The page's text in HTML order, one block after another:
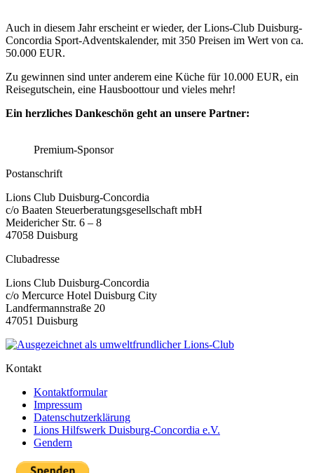
Auch in diesem Jahr erscheint er wieder, der Lions-Club Duisburg-
Concordia Sport-Adventskalender, mit 350 Preisen im Wert von ca.
50.000 EUR.
Zu gewinnen sind unter anderem eine Küche für 10.000 EUR, ein
Reisegutschein, eine Hausboottour und vieles mehr!
Ein herzliches Dankeschön geht an unsere Partner:
Premium-Sponsor
Postanschrift
Lions Club Duisburg-Concordia
c/o Baaten Steuerberatungsgesellschaft mbH
Meidericher Str. 6 – 8
47058 Duisburg
Clubadresse
Lions Club Duisburg-Concordia
c/o Mercurce Hotel Duisburg City
Landfermannstraße 20
47051 Duisburg
Kontakt
Kontaktformular
Impressum
Datenschutzerklärung
Lions Hilfswerk Duisburg-Concordia e.V.
Gendern